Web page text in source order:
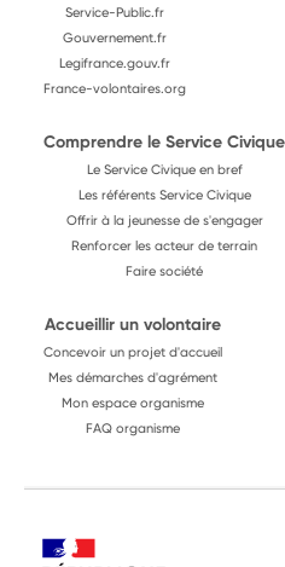
Service-Public.fr
Gouvernement.fr
Legifrance.gouv.fr
France-volontaires.org
Comprendre le Service Civique
Le Service Civique en bref
Les référents Service Civique
Offrir à la jeunesse de s'engager
Renforcer les acteur de terrain
Faire société
Accueillir un volontaire
Concevoir un projet d'accueil
Mes démarches d'agrément
Mon espace organisme
FAQ organisme